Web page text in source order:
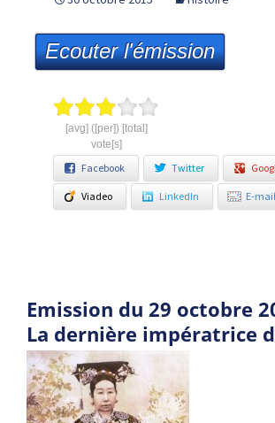
Ecouter l'émission
[avg] ([per]) [total]
vote[s]
Facebook Twitter
Viadeo LinkedIn E-mail
Emission du 29 octobre
La dernière impératrice